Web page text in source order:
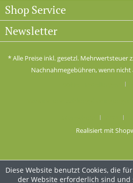
Shop Service
Newsletter
* Alle Preise inkl. gesetzl. Mehrwertsteuer
Nachnahmegebühren, wenn nicht
Realisiert mit
Diese Website benutzt Cookies, die
der Website erforderlich sind und